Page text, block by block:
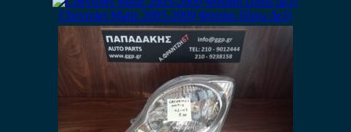
Chevrolet Matiz 2005-2009 Φανάρι Πίσω Δεξί